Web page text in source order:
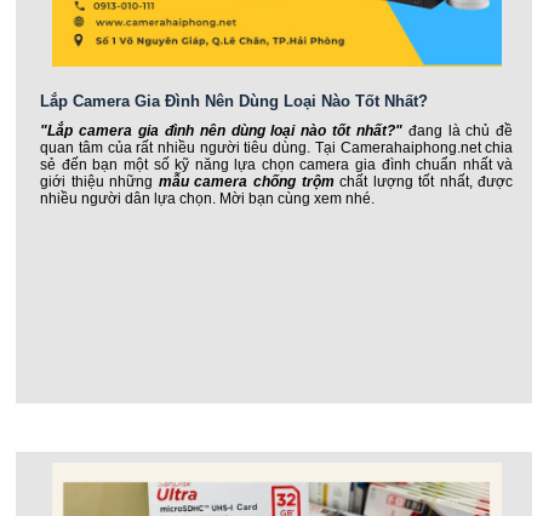
Lắp Camera Gia Đình Nên Dùng Loại Nào Tốt Nhất?
"Lắp camera gia đình nên dùng loại nào tốt nhất?"đang là chủ đề
quan tâm của rất nhiều người tiêu dùng. Tại Camerahaiphong.net chia
sẻ đến bạn một số kỹ năng lựa chọn camera gia đình chuẩn nhất và
giới thiệu những mẫu camera chống trộmchất lượng tốt nhất, được
nhiều người dân lựa chọn. Mời bạn cùng xem nhé.